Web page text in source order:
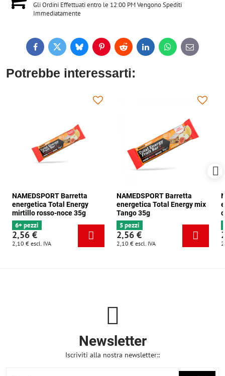
Gli Ordini Effettuati entro le 12:00 PM Vengono Spediti
Immediatamente
FacebookTwitterBlueskyPinterestReddit LinkedInWhatsApp
E-
mail
Potrebbe interessarti:
NAMEDSPORT Barretta
energetica Total Energy
mirtillo rosso-noce 35g
6+ pezzi
2,56 €
2,10 € escl. IVA
NAMEDSPORT Barretta
energetica Total Energy mix
Tango 35g
5 pezzi
2,56 €
2,10 € escl. IVA
Newsletter
Iscriviti alla nostra newsletter::